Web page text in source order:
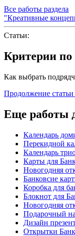
Все работы раздела
"Креативные
Статьи:
Критерии по
Как выбрать
Продолжение
Еще работы
Календарь
Перекидной
Календарь
Карты для
Новогодняя
Банковсие
Коробка для
Блокнот для
Новогодняя
Подарочный
Дизайн
Открытки